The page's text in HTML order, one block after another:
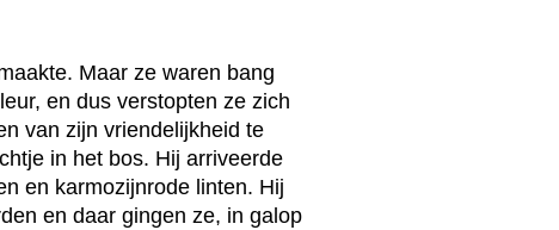
Maar ze waren bang
en dus verstopten ze zich
van zijn vriendelijkheid te
in het bos. Hij arriveerde
en karmozijnrode linten. Hij
en daar gingen ze, in galop